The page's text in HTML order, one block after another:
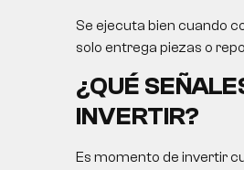
Se ejecuta bien cuando
solo entrega piezas o
¿QUÉ
INVERTIR?
Es momento de invertir